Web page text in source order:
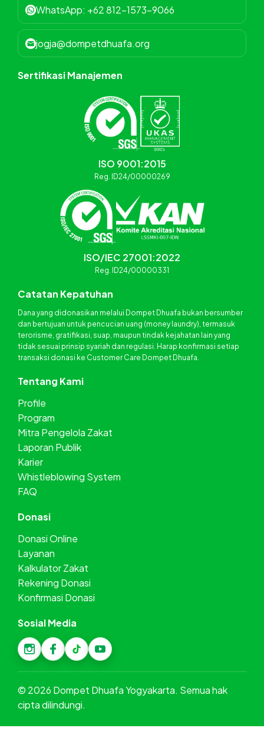
WhatsApp: +62 812-1573-9066
jogja@dompetdhuafa.org
Sertifikasi Manajemen
ISO 9001:2015
Reg. ID24/00000269
ISO/IEC 27001:2022
Reg. ID24/00000331
Catatan Kepatuhan
Dana yang didonasikan melalui Dompet Dhuafa bukan bersumber
dan bertujuan untuk pencucian uang (money laundry), termasuk
terorisme, gratifikasi, suap, maupun tindak kejahatan lain yang
tidak sesuai prinsip syariah dan regulasi. Harap konfirmasi setiap
transaksi donasi ke Customer Care Dompet Dhuafa.
Tentang Kami
Profile
Program
Mitra Pengelola Zakat
Laporan Publik
Karier
Whistleblowing System
FAQ
Donasi
Donasi Online
Layanan
Kalkulator Zakat
Rekening Donasi
Konfirmasi Donasi
Sosial Media
© 2026 Dompet Dhuafa Yogyakarta. Semua hak
cipta dilindungi.